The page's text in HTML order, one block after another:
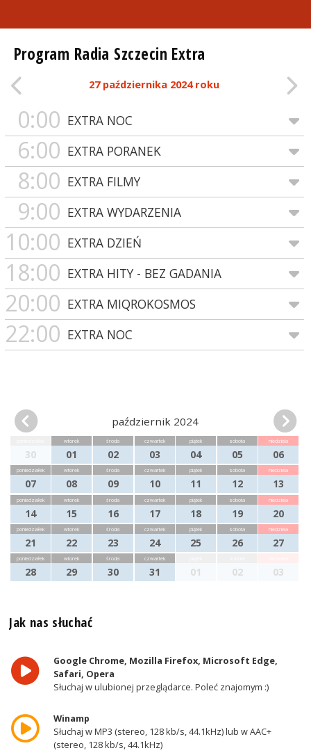
Program Radia Szczecin Extra
27 października 2024 roku
0:00 EXTRA NOC
6:00 EXTRA PORANEK
8:00 EXTRA FILMY
9:00 EXTRA WYDARZENIA
10:00 EXTRA DZIEŃ
18:00 EXTRA HITY - BEZ GADANIA
20:00 EXTRA MIQROKOSMOS
22:00 EXTRA NOC
październik 2024
30
wtorek
01
środa
02
czwartek
03
piątek
04
sobota
05
niedziela
06
poniedziałek
07
wtorek
08
środa
09
czwartek
10
piątek
11
sobota
12
niedziela
13
poniedziałek
14
wtorek
15
środa
16
czwartek
17
piątek
18
sobota
19
niedziela
20
poniedziałek
21
wtorek
22
środa
23
czwartek
24
piątek
25
sobota
26
niedziela
27
poniedziałek
28
wtorek
29
środa
30
czwartek
31 01 02 03
Jak nas słuchać
Google Chrome, Mozilla Firefox, Microsoft Edge,
Safari, Opera
Słuchaj w ulubionej przeglądarce. Poleć znajomym :)
Winamp
Słuchaj w MP3 (stereo, 128 kb/s, 44.1kHz) lub w AAC+
(stereo, 128 kb/s, 44.1kHz)